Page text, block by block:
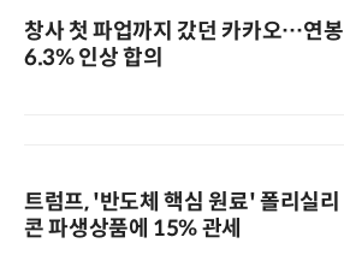
창사 첫 파업까지 갔던 카카오…연봉
6.3% 인상 합의
트럼프, '반도체 핵심 원료' 폴리실리
콘 파생상품에 15% 관세